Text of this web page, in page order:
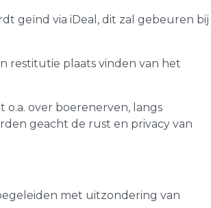
geïnd via iDeal, dit zal gebeuren bij
restitutie plaats vinden van het
o.a. over boerenerven, langs
geacht de rust en privacy van
met uitzondering van